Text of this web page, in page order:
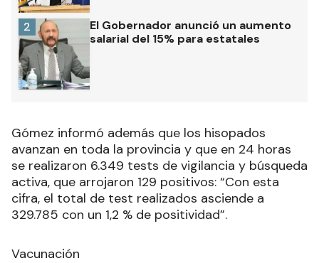
El Gobernador anunció un aumento
salarial del 15% para estatales
2
Gómez informó además que los hisopados
avanzan en toda la provincia y que en 24 horas
se realizaron 6.349 tests de vigilancia y búsqueda
activa, que arrojaron 129 positivos: “Con esta
cifra, el total de test realizados asciende a
329.785 con un 1,2 % de positividad”.
Vacunación